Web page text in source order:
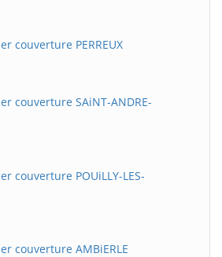
couverture PERREUX
couverture SAiNT-ANDRE-
couverture POUiLLY-LES-
couverture AMBiERLE